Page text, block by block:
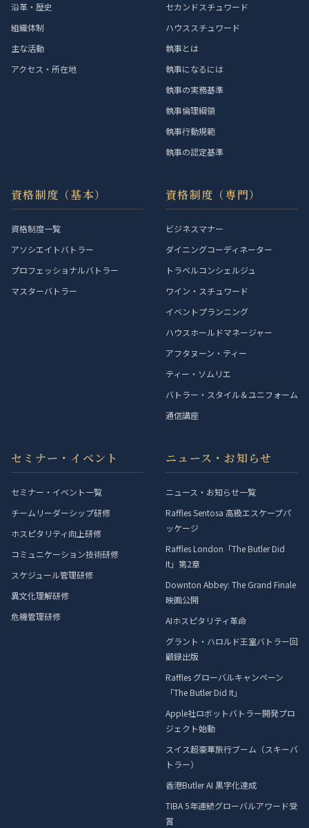
沿革・歴史
組織体制
主な活動
アクセス・所在地
セカンドスチュワード
ハウススチュワード
執事とは
執事になるには
執事の実務基準
執事倫理綱領
執事行動規範
執事の認定基準
資格制度（基本）
資格制度一覧
アソシエイトバトラー
プロフェッショナルバトラー
マスターバトラー
資格制度（専門）
ビジネスマナー
ダイニングコーディネーター
トラベルコンシェルジュ
ワイン・スチュワード
イベントプランニング
ハウスホールドマネージャー
アフタヌーン・ティー
ティー・ソムリエ
バトラー・スタイル＆ユニフォーム
通信講座
セミナー・イベント
セミナー・イベント一覧
チームリーダーシップ研修
ホスピタリティ向上研修
コミュニケーション技術研修
スケジュール管理研修
異文化理解研修
危機管理研修
ニュース・お知らせ
ニュース・お知らせ一覧
Raffles Sentosa 高級エスケープパ
ッケージ
Raffles London「The Butler Did
It」第2章
Downton Abbey: The Grand Finale
映画公開
AIホスピタリティ革命
グラント・ハロルド王室バトラー回
顧録出版
Raffles グローバルキャンペーン
「The Butler Did It」
Apple社ロボットバトラー開発プロ
ジェクト始動
スイス超豪華旅行ブーム（スキーバ
トラー）
香港Butler AI 黒字化達成
TIBA 5年連続グローバルアワード受
賞